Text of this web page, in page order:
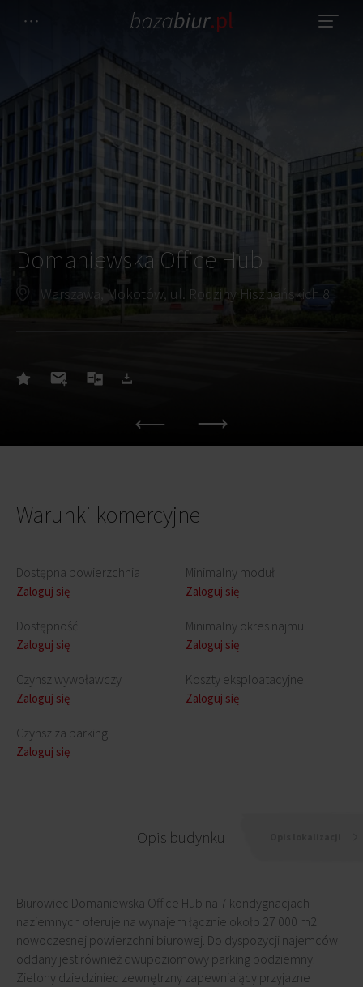
Domaniewska Office Hub
Warszawa, Mokotów, ul. Rodziny Hiszpańskich 8
Warunki komercyjne
Dostępna powierzchnia
Zaloguj się
Dostępność
Zaloguj się
Czynsz wywoławczy
Zaloguj się
Czynsz za parking
Zaloguj się
Minimalny moduł
Zaloguj się
Minimalny okres najmu
Zaloguj się
Koszty eksploatacyjne
Zaloguj się
Opis budynku
Biurowiec Domaniewska Office Hub na 7 kondygnacjach
naziemnych oferuje na wynajem łącznie około 27 000 m2
nowoczesnej powierzchni biurowej. Do dyspozycji najemców
oddany jest również dwupoziomowy parking podziemny.
Zielony dziedziniec zewnętrzny zapewniający przyjazne